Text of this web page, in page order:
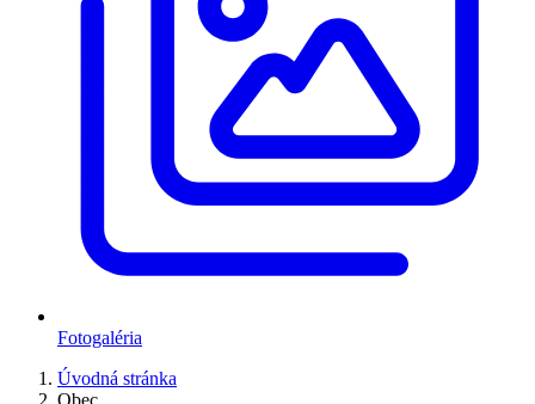
Fotogaléria
Úvodná stránka
Obec